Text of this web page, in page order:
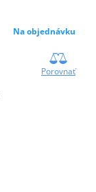
Na objednávku
Porovnať